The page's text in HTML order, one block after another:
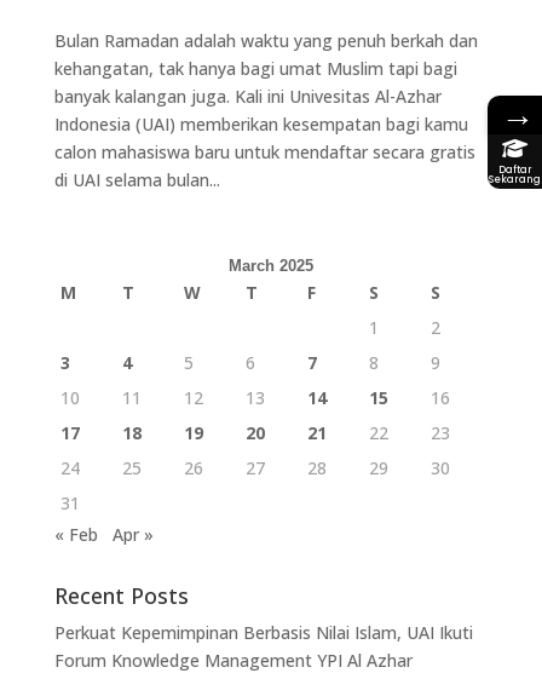
Bulan Ramadan adalah waktu yang penuh berkah dan
kehangatan, tak hanya bagi umat Muslim tapi bagi
banyak kalangan juga. Kali ini Univesitas Al-Azhar
Indonesia (UAI) memberikan kesempatan bagi kamu
calon mahasiswa baru untuk mendaftar secara gratis
di UAI selama bulan...
March 2025
M T W T F S
S
1
2
3
4 5 6 7 8
9
10
11 12 13 14 15
16
17
18 19 20 21 22
23
24
25 26 27 28 29
30
31
« Feb
Apr »
Recent Posts
Perkuat Kepemimpinan Berbasis Nilai Islam, UAI Ikuti
Forum Knowledge Management YPI Al Azhar
→
Daftar
Sekarang